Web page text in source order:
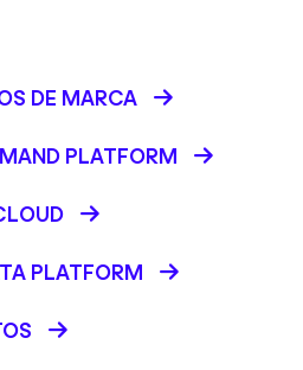
DE MARCA
PLATFORM
PLATFORM